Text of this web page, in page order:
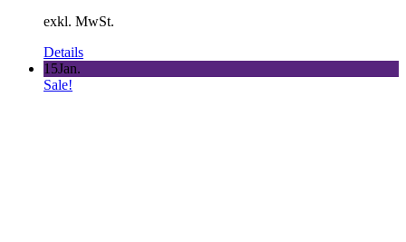
exkl. MwSt.
Details
15Jan.
Sale!